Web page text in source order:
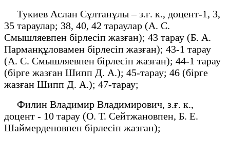
Тукиев Аслан Сұлтанұлы – з.ғ. к., доцент-1, 3,
35 тараулар; 38, 40, 42 тараулар (А. С.
Смышляевпен бірлесіп жазған); 43 тарау (Б. А.
Парманқұловамен бірлесіп жазған); 43-1 тарау
(А. С. Смышляевпен бірлесіп жазған); 44-1 тарау
(бірге жазған Шипп Д. А.); 45-тарау; 46 (бірге
жазған Шипп Д. А.); 47-тарау;
Филин Владимир Владимирович, з.ғ. к.,
доцент - 10 тарау (О. Т. Сейтжановпен, Б. Е.
Шаймерденовпен бірлесіп жазған);